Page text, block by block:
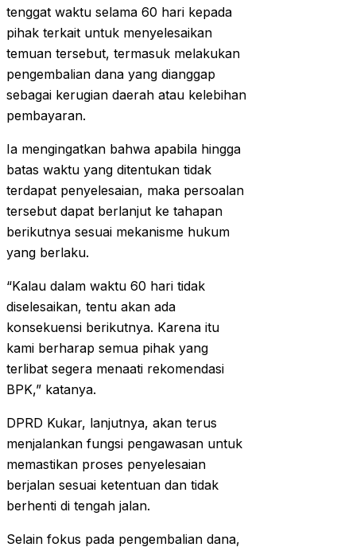
tenggat waktu selama 60 hari kepada
pihak terkait untuk menyelesaikan
temuan tersebut, termasuk melakukan
pengembalian dana yang dianggap
sebagai kerugian daerah atau kelebihan
pembayaran.
Ia mengingatkan bahwa apabila hingga
batas waktu yang ditentukan tidak
terdapat penyelesaian, maka persoalan
tersebut dapat berlanjut ke tahapan
berikutnya sesuai mekanisme hukum
yang berlaku.
“Kalau dalam waktu 60 hari tidak
diselesaikan, tentu akan ada
konsekuensi berikutnya. Karena itu
kami berharap semua pihak yang
terlibat segera menaati rekomendasi
BPK,” katanya.
DPRD Kukar, lanjutnya, akan terus
menjalankan fungsi pengawasan untuk
memastikan proses penyelesaian
berjalan sesuai ketentuan dan tidak
berhenti di tengah jalan.
Selain fokus pada pengembalian dana,